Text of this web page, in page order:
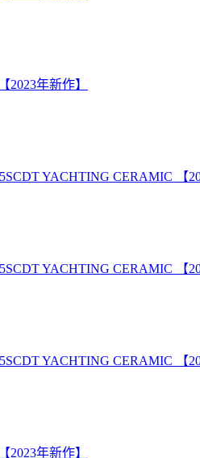
年新作】
YACHTING CERAMIC 【
YACHTING CERAMIC 【
YACHTING CERAMIC 【
年新作】